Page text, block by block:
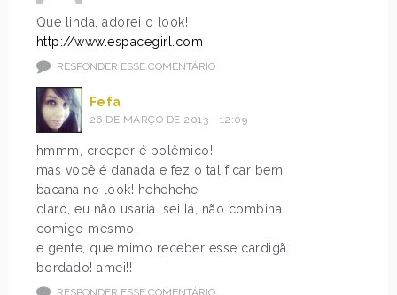
Que linda, adorei o look!
http://www.espacegirl.com
RESPONDER ESSE COMENTÁRIO
Fefa
26 DE MARÇO DE 2013 - 12:09
hmmm, creeper é polêmico!
mas você é danada e fez o tal ficar bem
bacana no look! hehehehe
claro, eu não usaria. sei lá, não combina
comigo mesmo.
e gente, que mimo receber esse cardigã
bordado! amei!!
RESPONDER ESSE COMENTÁRIO